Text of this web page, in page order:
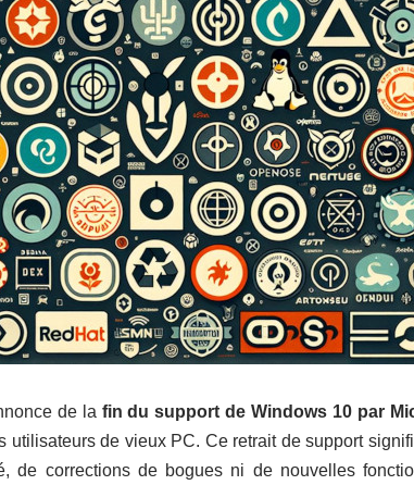
de la fin du support de Windows 10 par
utilisateurs de vieux PC. Ce retrait de support
de corrections de bogues ni de nouvelles